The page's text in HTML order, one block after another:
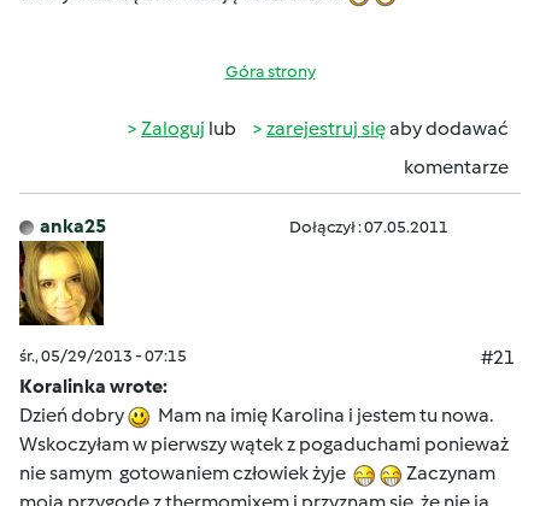
Góra strony
Zaloguj lub zarejestruj sięaby dodawać
komentarze
anka25 Dołączył : 07.05.2011
śr., 05/29/2013 - 07:15
#21
Koralinka wrote:
Dzień dobry
Mam na imię Karolina i jestem tu nowa.
Wskoczyłam w pierwszy wątek z pogaduchami ponieważ
nie samym gotowaniem człowiek żyje
Zaczynam